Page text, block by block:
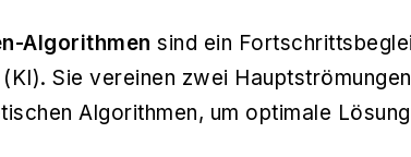
Algorithmen sind ein
Sie vereinen zwei
Algorithmen, um optimale